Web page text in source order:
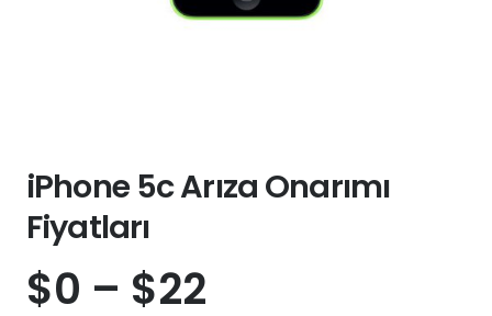
iPhone 5c Arıza Onarımı
Fiyatları
$0 – $22